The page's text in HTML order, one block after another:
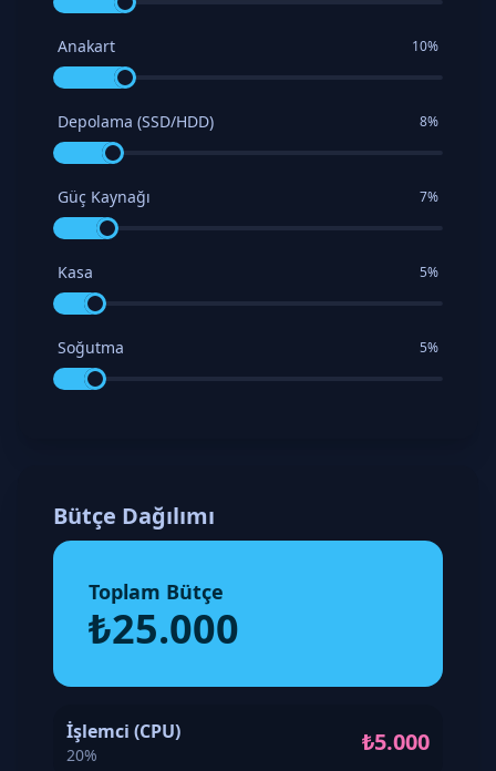
Anakart 10%
Depolama (SSD/HDD) 8%
Güç Kaynağı 7%
Kasa 5%
Soğutma 5%
Bütçe Dağılımı
Toplam Bütçe
₺25.000
İşlemci (CPU)
20% ₺5.000